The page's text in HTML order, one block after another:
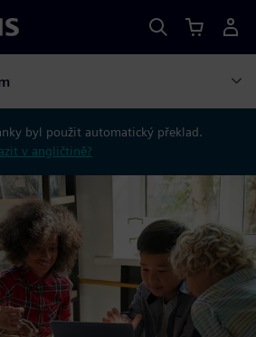
byl použit automatický překlad.
v angličtině?